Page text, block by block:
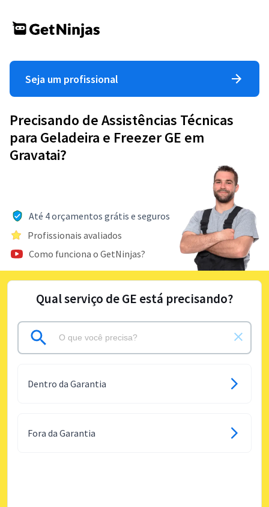
Seja um profissional
Precisando de Assistências Técnicas
para Geladeira e Freezer GE em
Gravatai?
Até 4 orçamentos grátis e seguros
Profissionais avaliados
Como funciona o GetNinjas?
Qual serviço de GE está precisando?
Dentro da Garantia
Fora da Garantia